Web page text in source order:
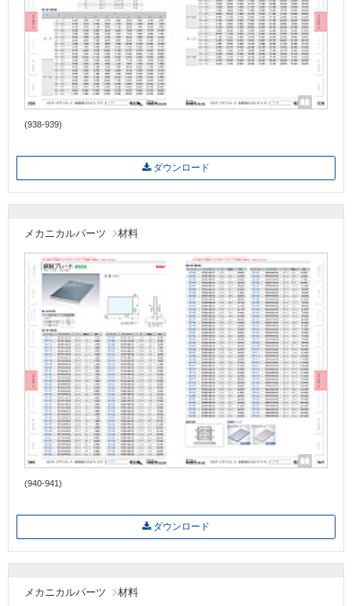
(938-939)
ダウンロード
メカニカルパーツ 材料
(940-941)
ダウンロード
メカニカルパーツ 材料